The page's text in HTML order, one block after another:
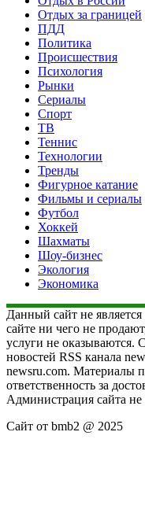
Отдых за границей
ПДД
Политика
Происшествия
Психология
Рынки
Сериалы
Спорт
ТВ
Теннис
Технологии
Тренды
Фигурное катание
Фильмы и сериалы
Футбол
Хоккей
Шахматы
Шоу-бизнес
Экология
Экономика
Данный сайт не
сайте ни чего не
услуги не оказываются.
новостей RSS канала
newsru.com. Материалы
ответственность за
Администрация сайта не
Сайт от bmb2 @ 2025